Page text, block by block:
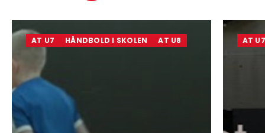
AT U7 HÅNDBOLD I SKOLEN AT U8 AT U7